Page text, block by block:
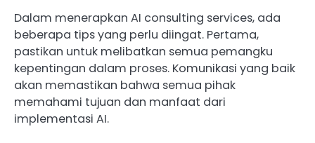
Dalam menerapkan AI consulting services, ada
beberapa tips yang perlu diingat. Pertama,
pastikan untuk melibatkan semua pemangku
kepentingan dalam proses. Komunikasi yang baik
akan memastikan bahwa semua pihak
memahami tujuan dan manfaat dari
implementasi AI.